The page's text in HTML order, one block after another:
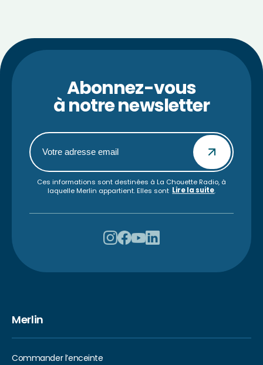
Abonnez-vous
à notre newsletter
Ces informations sont destinées à La Chouette Radio, à
laquelle Merlin appartient. Elles sont Lire la suite.
Merlin
Commander l’enceinte